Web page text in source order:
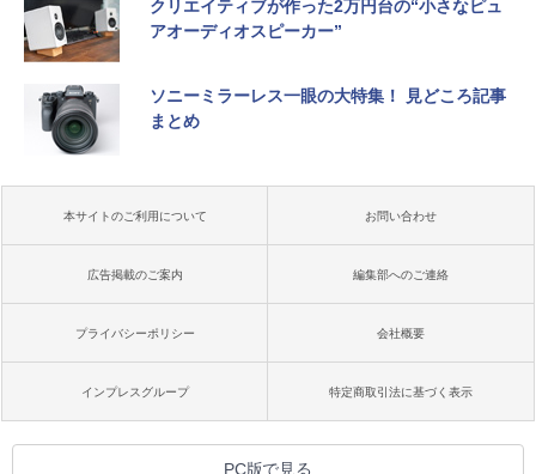
クリエイティブが作った2万円台の“小さなピュ
アオーディオスピーカー”
ソニーミラーレス一眼の大特集！ 見どころ記事
まとめ
本サイトのご利用について お問い合わせ
広告掲載のご案内 編集部へのご連絡
プライバシーポリシー 会社概要
インプレスグループ 特定商取引法に基づく表示
PC版で見る